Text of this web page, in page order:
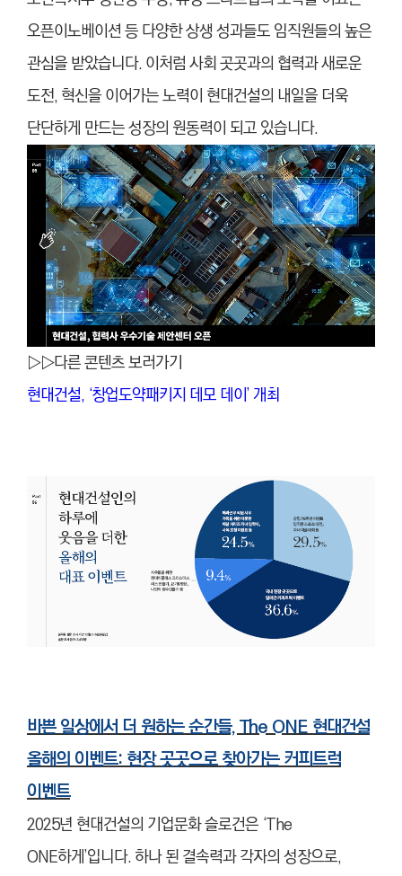
오픈이노베이션 등 다양한 상생 성과들도 임직원들의 높은
관심을 받았습니다. 이처럼 사회 곳곳과의 협력과 새로운
도전, 혁신을 이어가는 노력이 현대건설의 내일을 더욱
단단하게 만드는 성장의 원동력이 되고 있습니다.
▷▷다른 콘텐츠 보러가기
현대건설, ‘창업도약패키지 데모 데이’ 개최
바쁜 일상에서 더 원하는 순간들, The ONE 현대건설
올해의 이벤트: 현장 곳곳으로 찾아가는 커피트럭
이벤트
2025년 현대건설의 기업문화 슬로건은 ‘The
ONE하게’입니다. 하나 된 결속력과 각자의 성장으로,